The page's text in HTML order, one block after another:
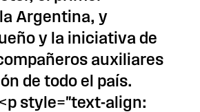
Argentina, y
y la iniciativa de
auxiliares
de todo el país.
style="text-align: